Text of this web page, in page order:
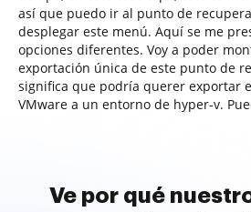
así que puedo ir al punto de
desplegar este menú. Aquí se me
opciones diferentes. Voy a poder
exportación única de este punto de
significa que podría querer exportar
VMware a un entorno de hyper-v.
Ve por qué